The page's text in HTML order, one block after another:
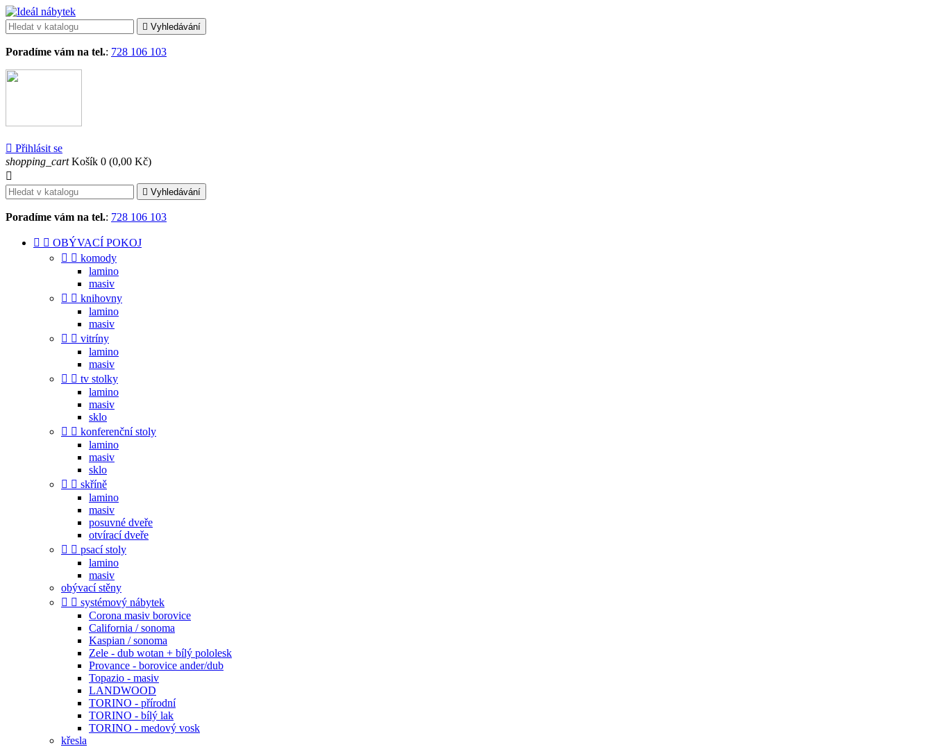
 Vyhledávání
Poradíme vám na tel.: 728 106 103
 Přihlásit se
shopping_cart Košík 0 (0,00 Kč)

 Vyhledávání
Poradíme vám na tel.: 728 106 103
  OBÝVACÍ POKOJ
  komody
lamino
masiv
  knihovny
lamino
masiv
  vitríny
lamino
masiv
  tv stolky
lamino
masiv
sklo
  konferenční stoly
lamino
masiv
sklo
  skříně
lamino
masiv
posuvné dveře
otvírací dveře
  psací stoly
lamino
masiv
obývací stěny
  systémový nábytek
Corona masiv borovice
California / sonoma
Kaspian / sonoma
Zele - dub wotan + bílý pololesk
Provance - borovice ander/dub
Topazio - masiv
LANDWOOD
TORINO - přírodní
TORINO - bílý lak
TORINO - medový vosk
křesla